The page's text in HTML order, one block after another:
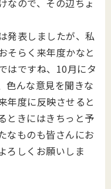
なので、その辺ちょ
発表しましたが、私
そらく来年度かなと
はですね、10月にタ
色んな意見を聞きな
年度に反映させると
ときにはきちっと予
なものも皆さんにお
ろしくお願いしま